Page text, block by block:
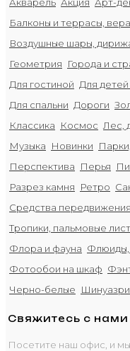
Балконы и террасы,
Воздушные шары,
Геометрия
Города и
Для гостиной Для
Для спальни Дороги
Классика
Космос Лес,
Музыка
Новинки
Перспектива
Перья
Разрез камня
Ретро
Средства передвижения
Тропики, пальмовые
Флора и фауна
Фотообои на шкаф
Черно-белые
Шинуазри
Свяжитесь с нами
Посетите наш офис, и